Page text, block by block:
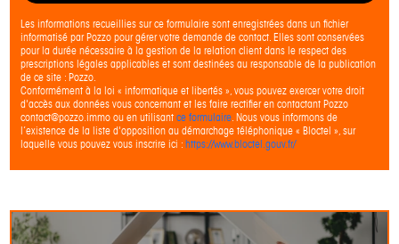
Les informations recueillies sur ce formulaire sont enregistrées dans un fichier
informatisé par Pozzo pour gérer votre demande de contact. Elles sont conservées
pour la durée nécessaire à la gestion de la relation client dans le respect des
prescriptions légales applicables et sont destinées au responsable de la publication
de ce site : Pozzo.
Conformément à la loi « informatique et libertés », vous pouvez exercer votre droit
d'accès aux données vous concernant et les faire rectifier en contactant Pozzo
contact@pozzo.immo ou en utilisant ce formulaire. Nous vous informons de
l’existence de la liste d'opposition au démarchage téléphonique « Bloctel », sur
laquelle vous pouvez vous inscrire ici : https://www.bloctel.gouv.fr/